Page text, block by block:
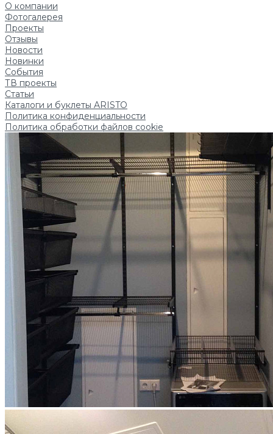
О компании
Фотогалерея
Проекты
Отзывы
Новости
Новинки
События
ТВ проекты
Статьи
Каталоги и буклеты ARISTO
Политика конфиденциальности
Политика обработки файлов cookie